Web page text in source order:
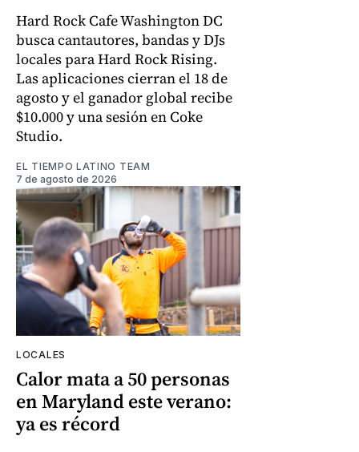
Hard Rock Cafe Washington DC
busca cantautores, bandas y DJs
locales para Hard Rock Rising.
Las aplicaciones cierran el 18 de
agosto y el ganador global recibe
$10.000 y una sesión en Coke
Studio.
EL TIEMPO LATINO TEAM
7 de agosto de 2026
LOCALES
Calor mata a 50 personas
en Maryland este verano:
ya es récord